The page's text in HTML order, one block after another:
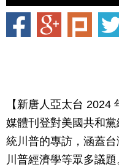
【新唐人亞太台 2024
媒體刊登對美國共和
統川普的專訪，涵蓋
川普經濟學等眾多議